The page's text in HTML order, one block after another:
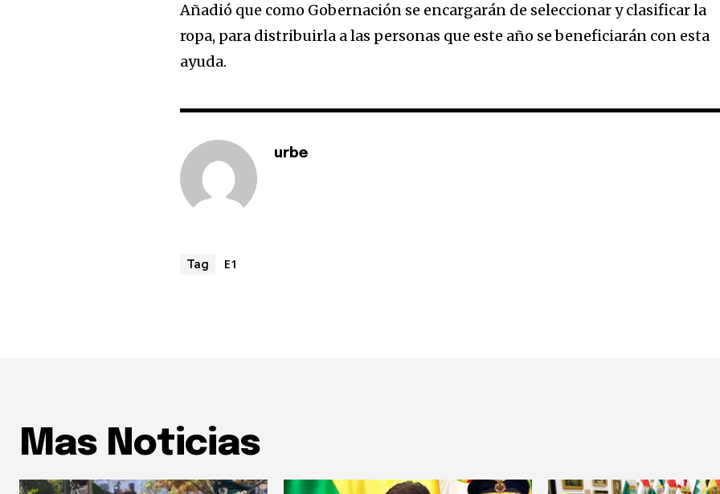
Añadió que como Gobernación se encargarán de seleccionar y clasificar la
ropa, para distribuirla a las personas que este año se beneficiarán con esta
ayuda.
urbe
Tag E1
Mas Noticias